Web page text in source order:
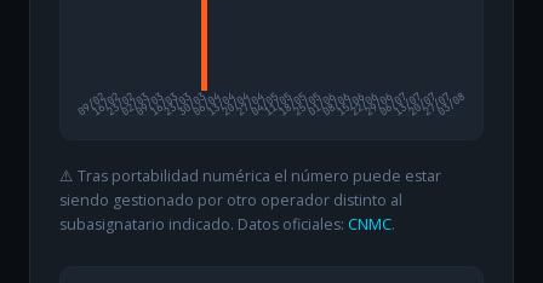
09/02
16/0223/0202/0309/0316/0323/0330/0306/0413/0420/0427/0404/0511/0518/0525/0501/0608/0615/0622/0629/0606/0713/0720/0727/07
03/08
⚠️ Tras portabilidad numérica el número puede estar
siendo gestionado por otro operador distinto al
subasignatario indicado. Datos oficiales: CNMC.